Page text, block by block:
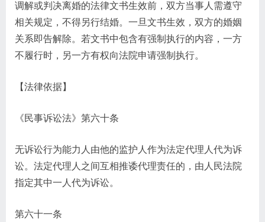
调解或判决离婚的法律文书生效前，双方当事人需遵守
相关规定，不得另行结婚。一旦文书生效，双方的婚姻
关系即告解除。若文书中包含有强制执行的内容，一方
不履行时，另一方有权向法院申请强制执行。
【法律依据】
《民事诉讼法》第六十条
无诉讼行为能力人由他的监护人作为法定代理人代为诉
讼。法定代理人之间互相推诿代理责任的，由人民法院
指定其中一人代为诉讼。
第六十一条